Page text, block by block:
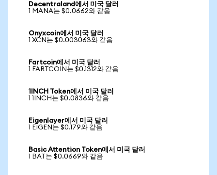
Decentraland에서 미국 달러
1 MANA는 $0.0662와 같음
Onyxcoin에서 미국 달러
1 XCN는 $0.003063와 같음
Fartcoin에서 미국 달러
1 FARTCOIN는 $0.1312와 같음
1INCH Token에서 미국 달러
1 1INCH는 $0.0836와 같음
Eigenlayer에서 미국 달러
1 EIGEN는 $0.179와 같음
Basic Attention Token에서 미국 달러
1 BAT는 $0.0669와 같음